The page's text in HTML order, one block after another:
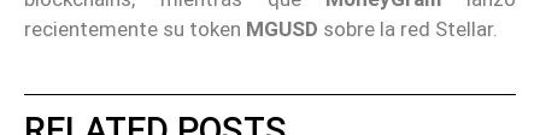
recientemente su token MGUSD sobre la red Stellar.